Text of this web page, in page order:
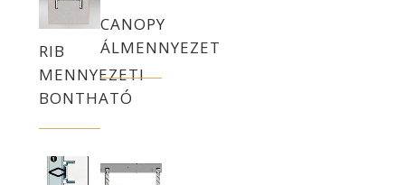
RIB
MENNYEZETI
BONTHATÓ
CANOPY
ÁLMENNYEZET